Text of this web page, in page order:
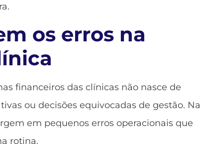
os erros na
financeiros das clínicas não nasce de
ou decisões equivocadas de gestão. Na
em pequenos erros operacionais que
rotina.